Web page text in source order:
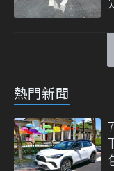
熱門新聞